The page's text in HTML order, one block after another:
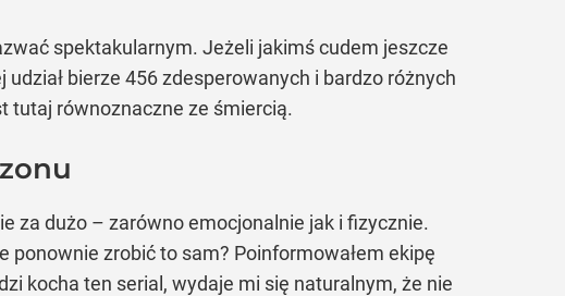
spektakularnym. Jeżeli jakimś cudem jeszcze
bierze 456 zdesperowanych i bardzo różnych
tutaj równoznaczne ze śmiercią.
za dużo – zarówno emocjonalnie jak i fizycznie.
zrobić to sam? Poinformowałem ekipę
kocha ten serial, wydaje mi się naturalnym, że nie